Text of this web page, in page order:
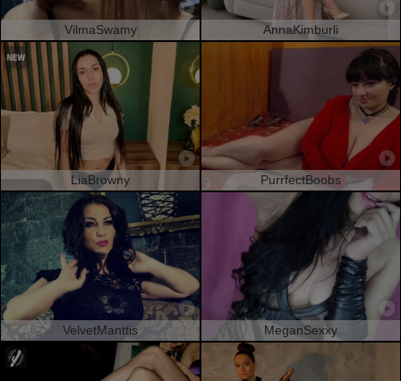
VilmaSwamy AnnaKimburli
LiaBrowny PurrfectBoobs
VelvetManttis MeganSexxy